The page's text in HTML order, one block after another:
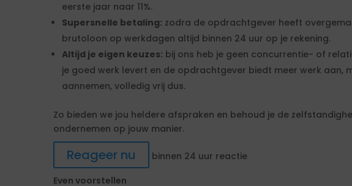
eerste jaar naar 11%.
Supersnelle betaling: zodra de opdrachtgever heeft
brutoloon op werkdagen altijd binnen 24 uur op je rekening.
Altijd je eigen keuzes: bij ons heb je geen concurrentie- of
je goed werk levert en de opdrachtgever biedt meer werk aan,
aannemen, volledig vrij dus.
Zo bieden we jou heldere afspraken en behoud je de
ondernemen op jouw manier.
Reageer nu
binnen 24 uur reactie
Even voorstellen